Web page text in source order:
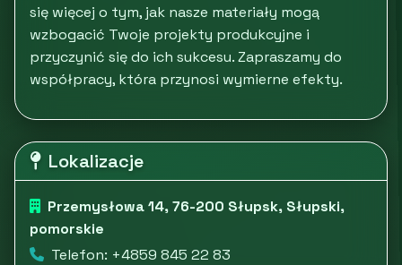
się więcej o tym, jak nasze materiały mogą
wzbogacić Twoje projekty produkcyjne i
przyczynić się do ich sukcesu. Zapraszamy do
współpracy, która przynosi wymierne efekty.
Lokalizacje
Przemysłowa 14, 76-200 Słupsk, Słupski,
pomorskie
Telefon: +4859 845 22 83